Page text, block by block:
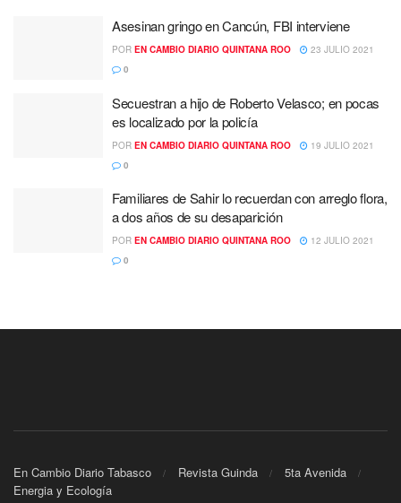
Asesinan gringo en Cancún, FBI interviene
POR EN CAMBIO DIARIO QUINTANA ROO
23 JULIO 2021
0
Secuestran a hijo de Roberto Velasco; en pocas
es localizado por la policía
POR EN CAMBIO DIARIO QUINTANA ROO
19 JULIO 2021
0
Familiares de Sahir lo recuerdan con arreglo flora,
a dos años de su desaparición
POR EN CAMBIO DIARIO QUINTANA ROO
12 JULIO 2021
0
En Cambio Diario Tabasco Revista Guinda
5ta Avenida
Energia y Ecología